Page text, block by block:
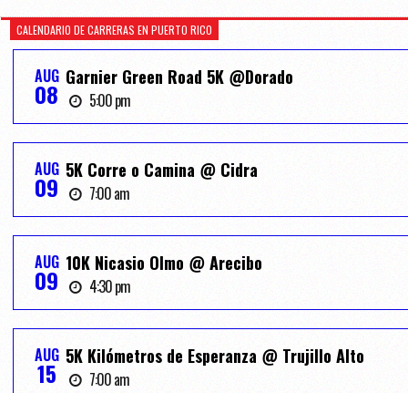
CALENDARIO DE CARRERAS EN PUERTO RICO
AUG
08
Garnier Green Road 5K @Dorado
5:00 pm
AUG
09
5K Corre o Camina @ Cidra
7:00 am
AUG
09
10K Nicasio Olmo @ Arecibo
4:30 pm
AUG
15
5K Kilómetros de Esperanza @ Trujillo Alto
7:00 am